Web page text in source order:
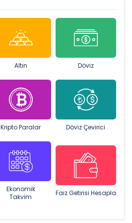
Altın Döviz
Kripto Paralar Döviz Çevirici
Ekonomik
Takvim
Faiz Getirisi Hesapla